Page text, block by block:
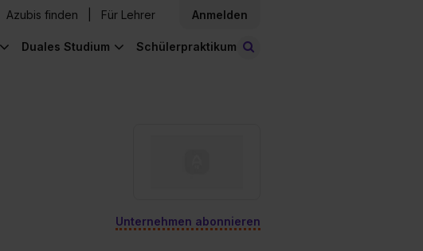
Azubis finden Für Lehrer Anmelden
Duales Studium Schülerpraktikum
Unternehmen abonnieren